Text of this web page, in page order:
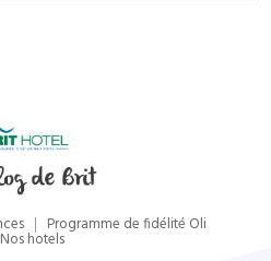
Programme de fidélité Oli
Nos hotels